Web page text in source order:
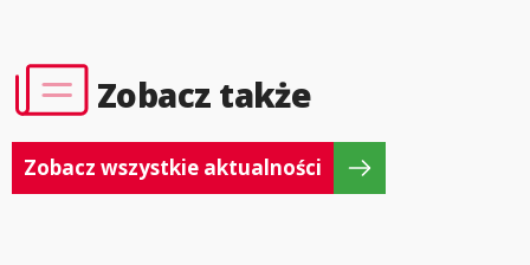
Zobacz także
Zobacz wszystkie aktualności